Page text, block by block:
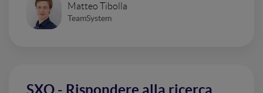
Matteo Tibolla
TeamSystem
SXO - Rispondere alla ricerca